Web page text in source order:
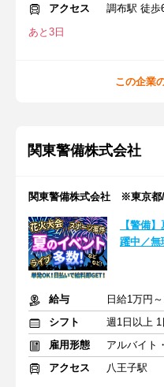
アクセス
調布駅 徒歩
あと3日
この企業
関東警備株式会社
関東警備株式会社 ※東京都
【警備
躍中／無
給与
シフト
雇用形態
アルバイト
アクセス
八王子駅